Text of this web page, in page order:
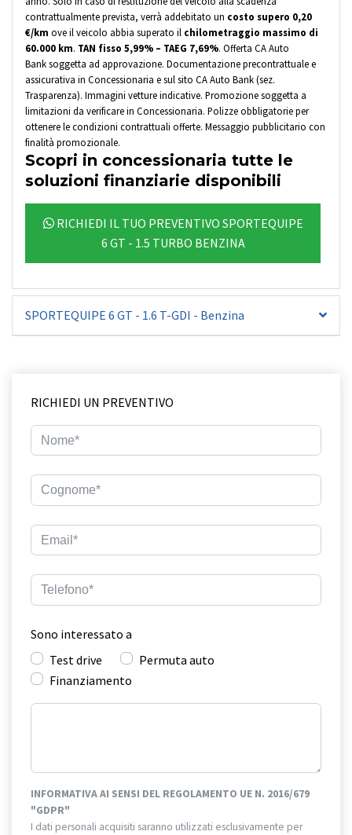
contrattualmente prevista, verrà addebitato un costo supero 0,20
€/km ove il veicolo abbia superato il chilometraggio massimo di
60.000 km. TAN fisso 5,99% – TAEG 7,69%. Offerta CA Auto
Bank soggetta ad approvazione. Documentazione precontrattuale e
assicurativa in Concessionaria e sul sito CA Auto Bank(sez.
Trasparenza). Immagini vetture indicative. Promozione soggetta a
limitazioni da verificare in Concessionaria. Polizze obbligatorie per
ottenere le condizioni contrattuali offerte. Messaggio pubblicitario con
finalità promozionale.
Scopri in concessionaria tutte le
soluzioni finanziarie disponibili
RICHIEDI IL TUO PREVENTIVO SPORTEQUIPE
6 GT - 1.5 TURBO BENZINA
SPORTEQUIPE 6 GT - 1.6 T-GDI - Benzina
RICHIEDI UN PREVENTIVO
Sono interessato a
Test drive
Permuta auto
Finanziamento
INFORMATIVA AI SENSI DEL REGOLAMENTO UE N. 2016/679
"GDPR"
I dati personali acquisiti saranno utilizzati esclusivamente per